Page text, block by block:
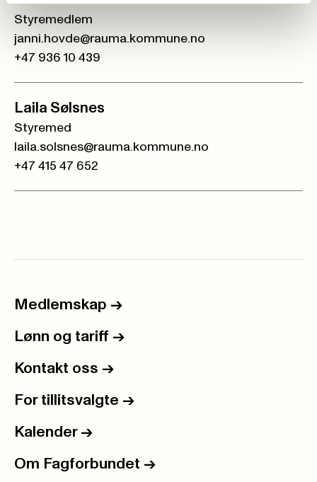
Styremedlem
janni.hovde@rauma.kommune.no
+47 936 10 439
Laila Sølsnes
Styremed
laila.solsnes@rauma.kommune.no
+47 415 47 652
Medlemskap ->
Lønn og tariff ->
Kontakt oss ->
For tillitsvalgte ->
Kalender ->
Om Fagforbundet ->